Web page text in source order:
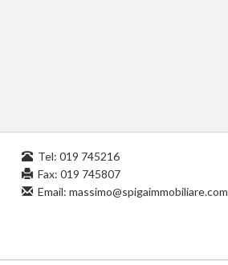
Tel: 019 745216
Fax: 019 745807
Email: massimo@spigaimmobiliare.com